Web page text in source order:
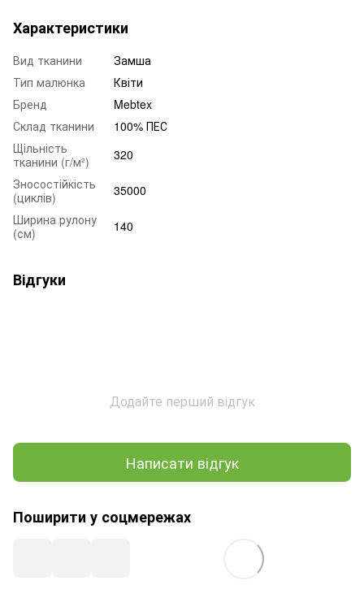
Характеристики
Вид тканини
Замша
Тип малюнка
Квіти
Бренд
Mebtex
Склад тканини
100% ПЕС
Щільність
тканини (г/м²)
320
Зносостійкість
(циклів)
35000
Ширина рулону
(см)
140
Відгуки
Додайте перший відгук
Написати відгук
Поширити у соцмережах